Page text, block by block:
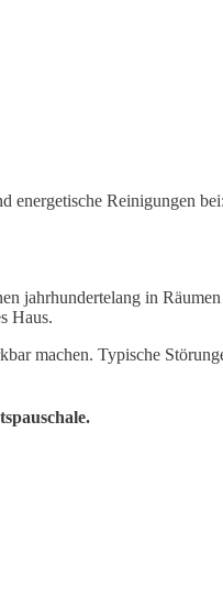
energetische Reinigungen bei:
jahrhundertelang in Räumen
Haus.
machen. Typische